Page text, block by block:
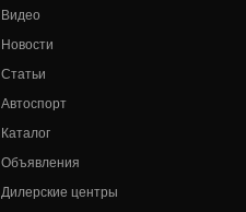
Видео
Новости
Статьи
Автоспорт
Каталог
Объявления
Дилерские центры